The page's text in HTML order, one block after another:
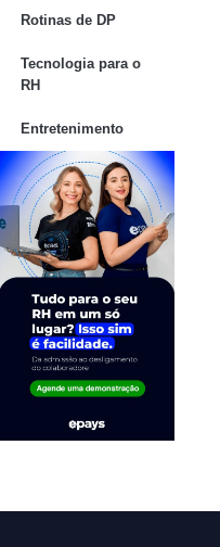
Rotinas de DP
Tecnologia para o
RH
Entretenimento